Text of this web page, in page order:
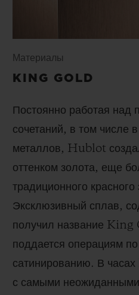
Материалы
KING GOLD
Постоянно работая над
сочетаний, в том числе
металлов, Hublot
оттенком золота, еще
традиционного
Эксклюзивный сплав,
получил название
поддается операциям
сатинированию. В
с самыми